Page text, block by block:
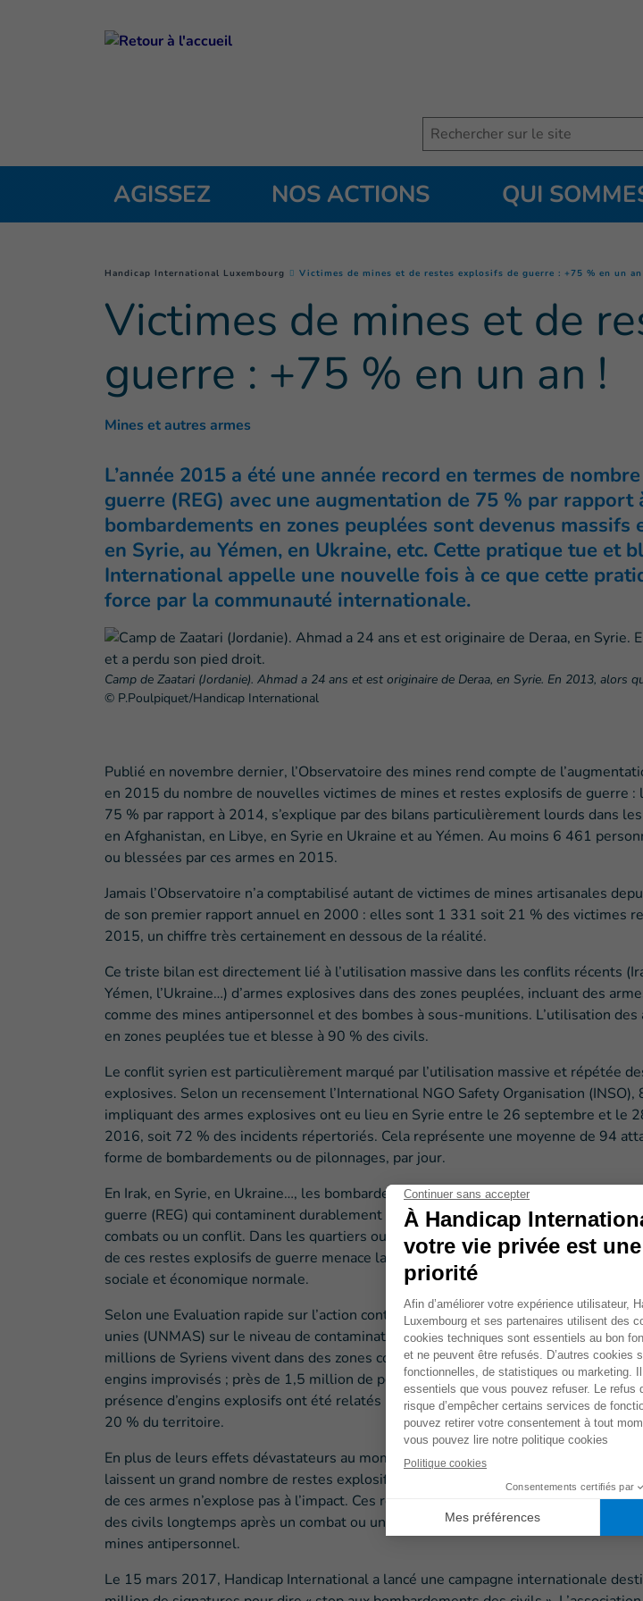
Search
AGISSEZ
NOS ACTIONS QUI
You are here :
Handicap International Luxembourg Victimes de mines et de restes explosifs de guerre : +75 % en un an
Victimes de mines et de
guerre : +75 % en un an !
Mines et autres armes
L’année 2015 a été une année record en termes de
guerre (REG) avec une augmentation de 75 % par
bombardements en zones peuplées sont devenus
en Syrie, au Yémen, en Ukraine, etc. Cette pratique tue et
International appelle une nouvelle fois à ce que cette
force par la communauté internationale.
Camp de Zaatari (Jordanie). Ahmad a 24 ans et est originaire de Deraa, en Syrie. En 2013,
© P.Poulpiquet/Handicap International
Publié en novembre dernier, l’Observatoire des mines rend compte de
en 2015 du nombre de nouvelles victimes de mines et restes explosifs de guerre :
75 % par rapport à 2014, s’explique par des bilans particulièrement lourds dans
en Afghanistan, en Libye, en Syrie en Ukraine et au Yémen. Au moins 6 461
ou blessées par ces armes en 2015.
Jamais l’Observatoire n’a comptabilisé autant de victimes de mines artisanales
de son premier rapport annuel en 2000 : elles sont 1 331 soit 21 % des victimes
2015, un chiffre très certainement en dessous de la réalité.
Ce triste bilan est directement lié à l’utilisation massive dans les conflits récents
Yémen, l’Ukraine…) d’armes explosives dans des zones peuplées, incluant des
comme des mines antipersonnel et des bombes à sous-munitions. L’utilisation
en zones peuplées tue et blesse à 90 % des civils.
Le conflit syrien est particulièrement marqué par l’utilisation massive et répétée
explosives. Selon un recensement l’International NGO Safety Organisation
impliquant des armes explosives ont eu lieu en Syrie entre le 26 septembre et le
2016, soit 72 % des incidents répertoriés. Cela représente une moyenne de 94
forme de bombardements ou de pilonnages, par jour.
En Irak, en Syrie, en Ukraine…, les bombardements et pilonnages laissent des
guerre (REG) qui contaminent durablement des vastes parties de territoire
combats ou un conflit. Dans les quartiers ou les villages touchés par un
de ces restes explosifs de guerre menace la vie des civils et rend impossible le
sociale et économique normale.
Selon une Evaluation rapide sur l’action contre les mines du Service de l’action
unies (UNMAS) sur le niveau de contamination en Syrie, publiée en novembre
millions de Syriens vivent dans des zones contaminées par les restes explosifs de
engins improvisés ; près de 1,5 million de personnes vivent dans des zones où des
présence d’engins explosifs ont été relatés ; la présence d’engins non explosés
20 % du territoire.
En plus de leurs effets dévastateurs au moment de l’attaque, les bombardements
laissent un grand nombre de restes explosifs de guerre dans la mesure où un
de ces armes n’explose pas à l’impact. Ces restes explosifs continuent alors à
des civils longtemps après un combat ou un conflit. Ils posent une menace
mines antipersonnel.
Le 15 mars 2017, Handicap International a lancé une campagne internationale